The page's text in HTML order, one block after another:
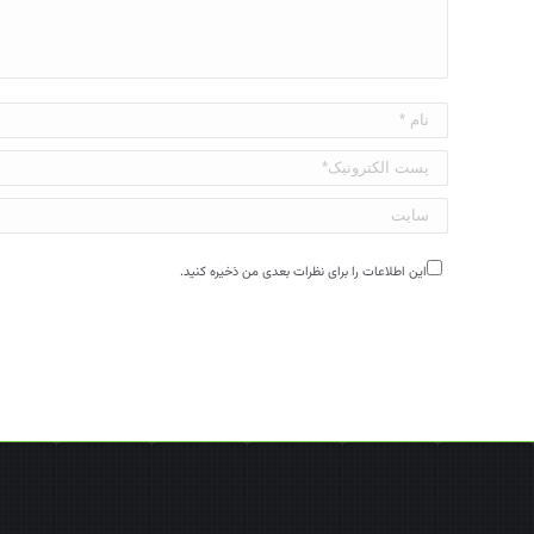
نام *
پست الکترونیک*
سایت
این اطلاعات را برای نظرات بعدی من ذخیره کنید.